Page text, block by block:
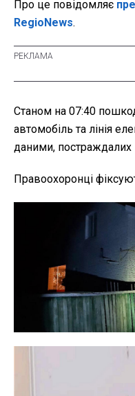
Про це повідомляє
RegioNews.
Станом на 07:40
автомобіль та лінія
даними, постраждалих
Правоохоронці